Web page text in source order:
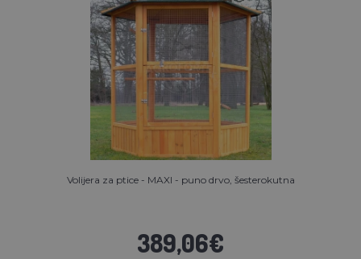
Volijera za ptice - MAXI - puno drvo, šesterokutna
389,06€